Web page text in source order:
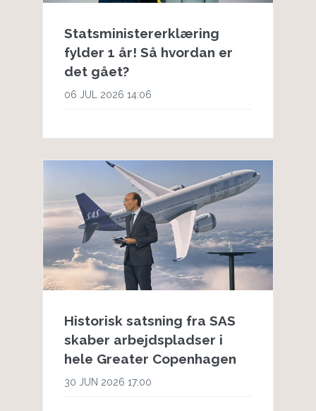
Statsministererklæring
fylder 1 år! Så hvordan er
det gået?
06 JUL 2026 14:06
Historisk satsning fra SAS
skaber arbejdspladser i
hele Greater Copenhagen
30 JUN 2026 17:00